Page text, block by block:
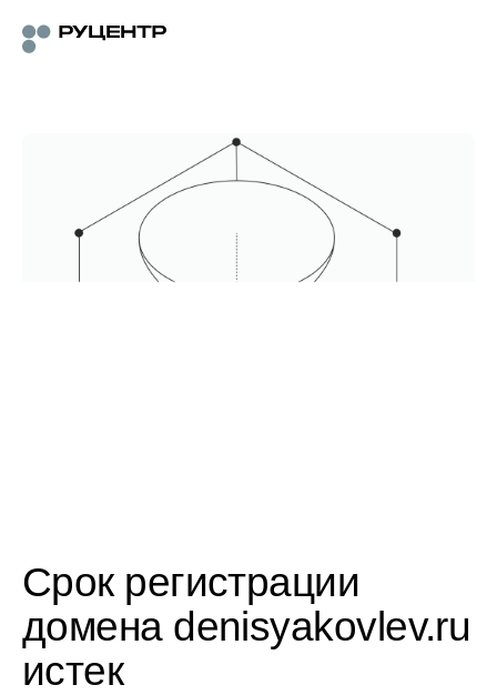
Срок регистрации
домена denisyakovlev.ru
истек